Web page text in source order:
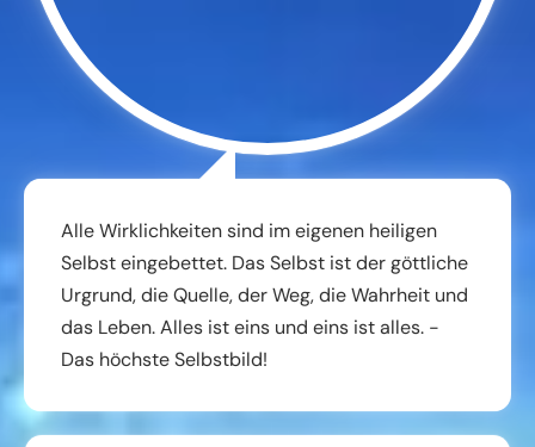
Alle Wirklichkeiten sind im eigenen heiligen
Selbst eingebettet. Das Selbst ist der göttliche
Urgrund, die Quelle, der Weg, die Wahrheit und
das Leben. Alles ist eins und eins ist alles. -
Das höchste Selbstbild!